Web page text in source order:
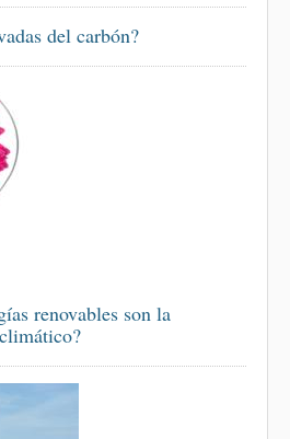
del carbón?
renovables son la